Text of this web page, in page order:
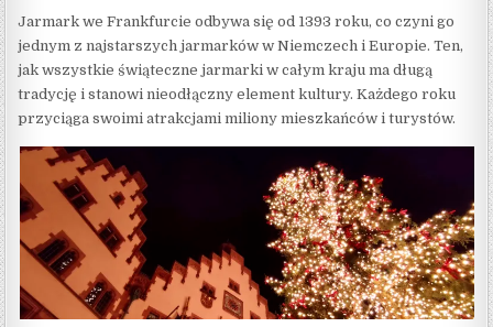
Jarmark we Frankfurcie odbywa się od 1393 roku, co czyni go
jednym z najstarszych jarmarków w Niemczech i Europie. Ten,
jak wszystkie świąteczne jarmarki w całym kraju ma długą
tradycję i stanowi nieodłączny element kultury. Każdego roku
przyciąga swoimi atrakcjami miliony mieszkańców i turystów.